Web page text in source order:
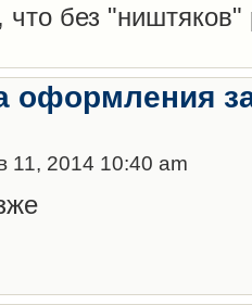
без "ништяков"
оформления
11, 2014 10:40 am